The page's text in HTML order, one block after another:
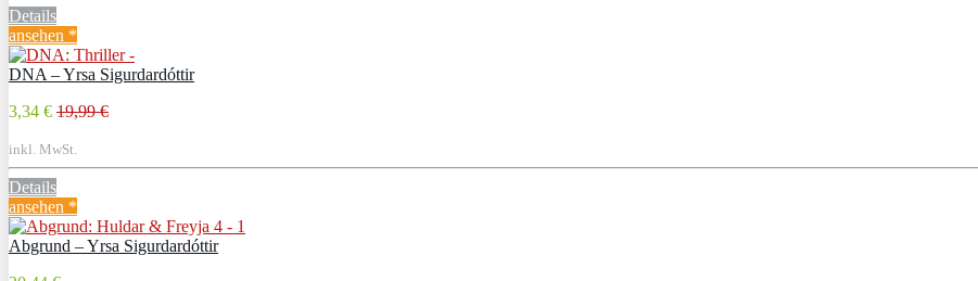
Details
ansehen *
DNA – Yrsa Sigurdardóttir
3,34 € 19,99 €
inkl. MwSt.
Details
ansehen *
Abgrund – Yrsa Sigurdardóttir